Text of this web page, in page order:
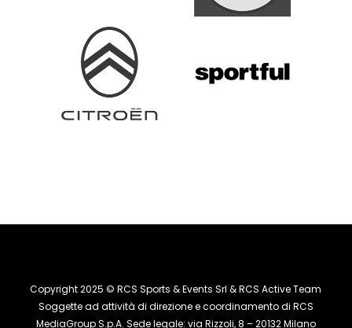
Copyright 2025 © RCS Sports & Events Srl & RCS Active Team
Soggette ad attività di direzione e coordinamento di RCS
MediaGroup S.p.A. Sede legale: via Rizzoli, 8 – 20132 Milano